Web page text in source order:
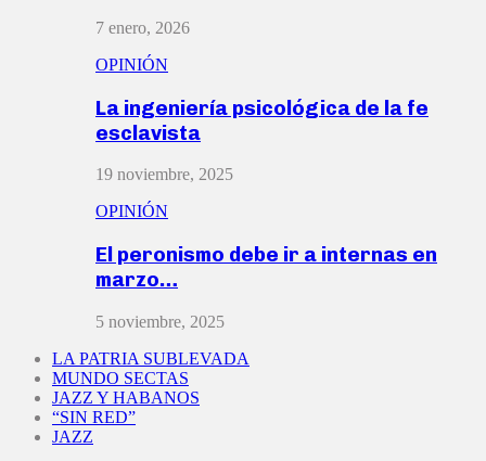
7 enero, 2026
OPINIÓN
La ingeniería psicológica de la fe
esclavista
19 noviembre, 2025
OPINIÓN
El peronismo debe ir a internas en
marzo…
5 noviembre, 2025
LA PATRIA SUBLEVADA
MUNDO SECTAS
JAZZ Y HABANOS
“SIN RED”
JAZZ